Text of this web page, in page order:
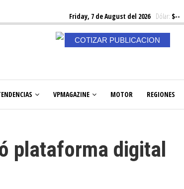
Friday, 7 de August del 2026Dólar: $--
COTIZAR PUBLICACION
VPMAGAZINE MOTOR REGIONES
plataforma digital